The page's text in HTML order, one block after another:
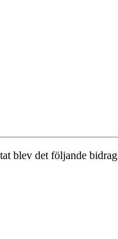
blev det följande bidrag